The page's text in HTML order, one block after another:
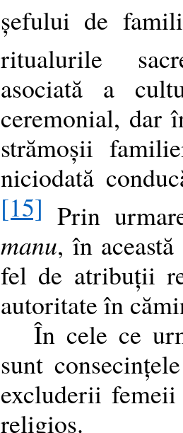
șefului de
ritualurile
asociată a
ceremonial, dar
strămoșii
niciodată
[15] Prin
manu, în
fel de atribuții
autoritate în
În cele ce
sunt
excluderii
religios.